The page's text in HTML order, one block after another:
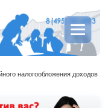
налогообложения доходов